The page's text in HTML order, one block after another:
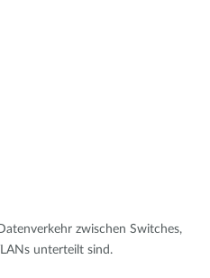
zwischen Switches,
unterteilt sind.